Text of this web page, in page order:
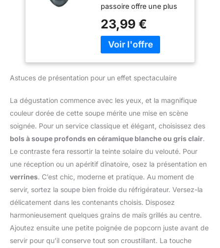
contours texturés du
un confort et une facilité
d'utilisation
double poignée pour un
utilisation plus
confortable et un anneau
de suspension
INFORMATIONS UTILES :
cette passoire fait 15 cm
d'une garantie de 12
18 cm
passoire offre une plus
permet d’éviter que vos
ingrédients ne tombent à
côté de votre saladier
des préparations sans
fruits mixés pour des
smoothies
ou de rincer et d’égoutter
du riz RÉSISTE À LA
CHALEUR : fabriquée en
acier inoxydable robuste
et léger, cette passoire
métallique résiste à la
rouille et à la chaleur
PRATIQUE : dotée de
crochets latéraux pour
d’un plat et d’un crochet
de suspension pour être
23,99 €
Astuces de présentation pour un effet spectaculaire
La dégustation commence avec les yeux, et la magnifique
couleur dorée de cette soupe mérite une mise en scène
soignée. Pour un service classique et élégant, choisissez des
bols à soupe profonds en céramique blanche ou gris clair.
Le contraste fera ressortir la teinte solaire du velouté. Pour
une réception ou un apéritif dînatoire, osez la présentation en
verrines. C’est chic, moderne et pratique. Au moment de
servir, sortez la soupe bien froide du réfrigérateur. Versez-la
délicatement dans les contenants choisis. Disposez
harmonieusement quelques grains de maïs grillés au centre.
Ajoutez ensuite une petite poignée de popcorn juste avant de
servir pour qu’il conserve tout son croustillant. La touche